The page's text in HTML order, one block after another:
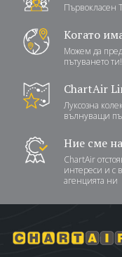
Първокласен
Когато
Можем да
пътуването ти!
ChartAir
Луксозна
вълнуващи
Ние сме
ChartAir
интереси и с
агенцията ни